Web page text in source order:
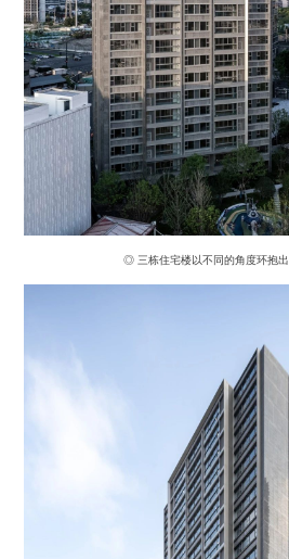
◎ 三栋住宅楼以不同的角度环抱